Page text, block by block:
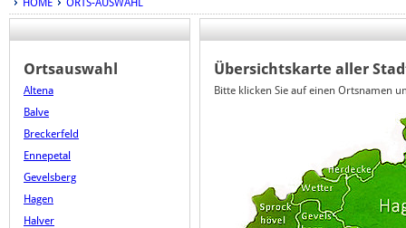
HOME ORTS-AUSWAHL
Ortsauswahl
Altena
Balve
Breckerfeld
Ennepetal
Gevelsberg
Hagen
Halver
Übersichtskarte aller
Bitte klicken Sie auf einen Ortsnamen